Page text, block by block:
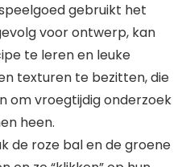
gebruikt het
voor ontwerp, kan
te leren en leuke
texturen te bezitten, die
om vroegtijdig onderzoek
heen.
de roze bal en de groene